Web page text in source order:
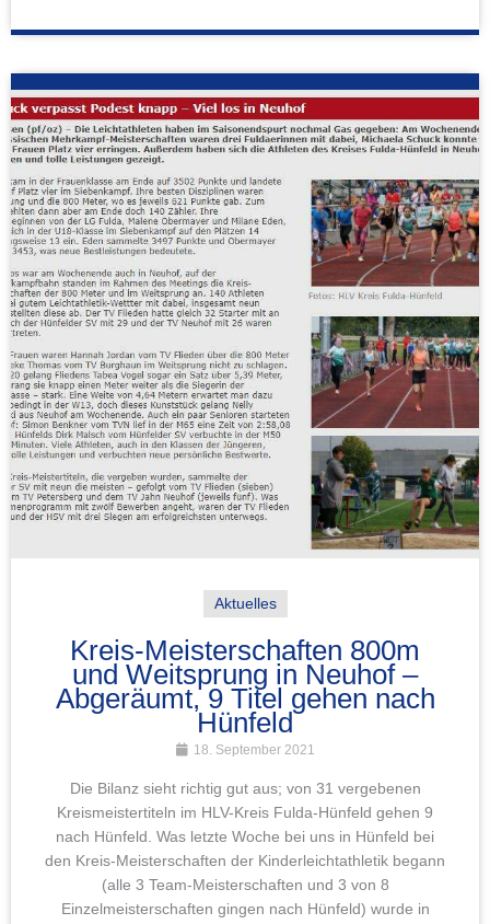
Aktuelles
Kreis-Meisterschaften 800m
und Weitsprung in Neuhof –
Abgeräumt, 9 Titel gehen nach
Hünfeld
18. September 2021
Die Bilanz sieht richtig gut aus; von 31 vergebenen
Kreismeistertiteln im HLV-Kreis Fulda-Hünfeld gehen 9
nach Hünfeld. Was letzte Woche bei uns in Hünfeld bei
den Kreis-Meisterschaften der Kinderleichtathletik begann
(alle 3 Team-Meisterschaften und 3 von 8
Einzelmeisterschaften gingen nach Hünfeld) wurde in